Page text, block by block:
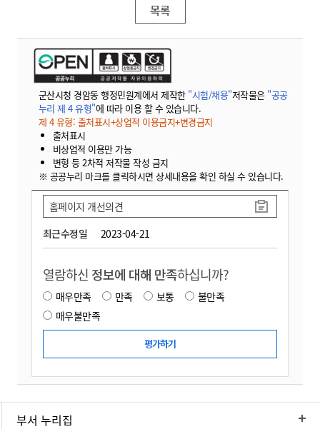
목록
군산시청 경암동 행정민원계에서 제작한 "시험/채용"저작물은 "공공
누리 제 4 유형"에 따라 이용 할 수 있습니다.
제 4 유형: 출처표시+상업적 이용금지+변경금지
출처표시
비상업적 이용만 가능
변형 등 2차적 저작물 작성 금지
※ 공공누리 마크를 클릭하시면 상세내용을 확인 하실 수 있습니다.
최근수정일 2023-04-21
홈페이지 개선의견
열람하신 정보에 대해 만족하십니까?
매우만족 만족 보통
불만족
매우불만족
부서 누리집